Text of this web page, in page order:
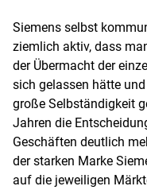
Siemens selbst
ziemlich aktiv, dass
der Übermacht der
sich gelassen hätte
große Selbständigkeit
Jahren die
Geschäften deutlich
der starken Marke
auf die jeweiligen